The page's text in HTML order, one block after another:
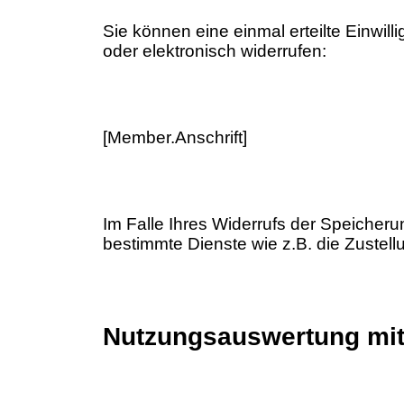
Sie können eine einmal erteilte
oder elektronisch widerrufen:
[Member.Anschrift]
Im Falle Ihres Widerrufs der
bestimmte Dienste wie z.B. die
Nutzungsauswertung